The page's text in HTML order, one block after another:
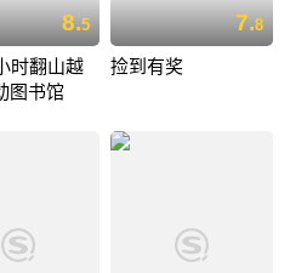
8.5
时翻山越
图书馆
7.8
捡到有奖